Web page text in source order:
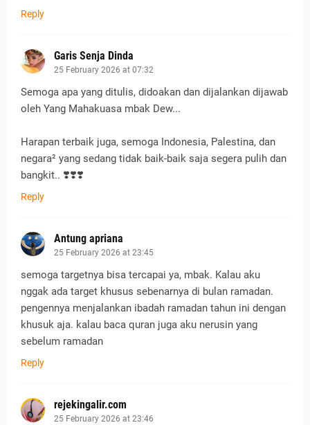
Reply
Garis Senja Dinda
25 February 2026 at 07:32
Semoga apa yang ditulis, didoakan dan dijalankan dijawab
oleh Yang Mahakuasa mbak Dew...
Harapan terbaik juga, semoga Indonesia, Palestina, dan
negara² yang sedang tidak baik-baik saja segera pulih dan
bangkit.. ❣️❣️❣️
Reply
Antung apriana
25 February 2026 at 23:45
semoga targetnya bisa tercapai ya, mbak. Kalau aku
nggak ada target khusus sebenarnya di bulan ramadan.
pengennya menjalankan ibadah ramadan tahun ini dengan
khusuk aja. kalau baca quran juga aku nerusin yang
sebelum ramadan
Reply
rejekingalir.com
25 February 2026 at 23:46